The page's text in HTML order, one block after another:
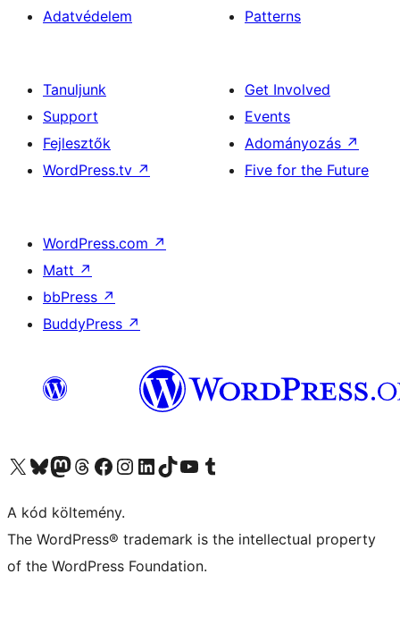
Adatvédelem
Patterns
Tanuljunk
Support
Fejlesztők
WordPress.tv ↗
Get Involved
Events
Adományozás ↗
Five for the Future
WordPress.com ↗
Matt ↗
bbPress ↗
BuddyPress ↗
Visit our X (formerly Twitter) account
Visit our Bluesky account
Twitter csatornánk
Visit our Threads account
Facebook oldalunk megtekintése
Visit our Instagram account
Visit our LinkedIn account
Visit our TikTok account
Visit our YouTube channel
Visit our Tumblr account
A kód költemény.
The WordPress® trademark is the intellectual property
of the WordPress Foundation.